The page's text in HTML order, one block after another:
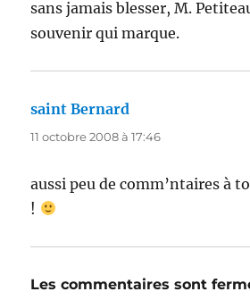
sans jamais blesser, M.
souvenir qui marque.
saint Bernard
11 octobre 2008 à 17:46
aussi peu de comm’ntaires à
!
Les commentaires sont